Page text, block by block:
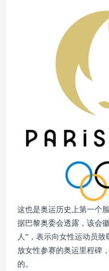
这也是奥运历史上第一个
据巴黎奥委会透露，该会
人”，表示向女性运动员
放女性参赛的奥运里程碑
的。